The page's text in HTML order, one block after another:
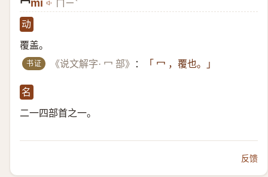
冖mì ㄇㄧˋ
动
覆盖。
书证 《说文解字· 冖 部》 ： 「 冖 ，覆也。」
名
二一四部首之一。
反馈